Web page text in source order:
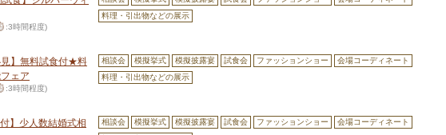
:3時間程度)
料理・引出物などの展示
見】無料試食付★料
ェア
:3時間程度)
相談会 模擬挙式 模擬披露宴 試食会 ファッションショー
会場コーディネート
料理・引出物などの展示
】少人数結婚式相
相談会 模擬挙式 模擬披露宴 試食会 ファッションショー
会場コーディネート